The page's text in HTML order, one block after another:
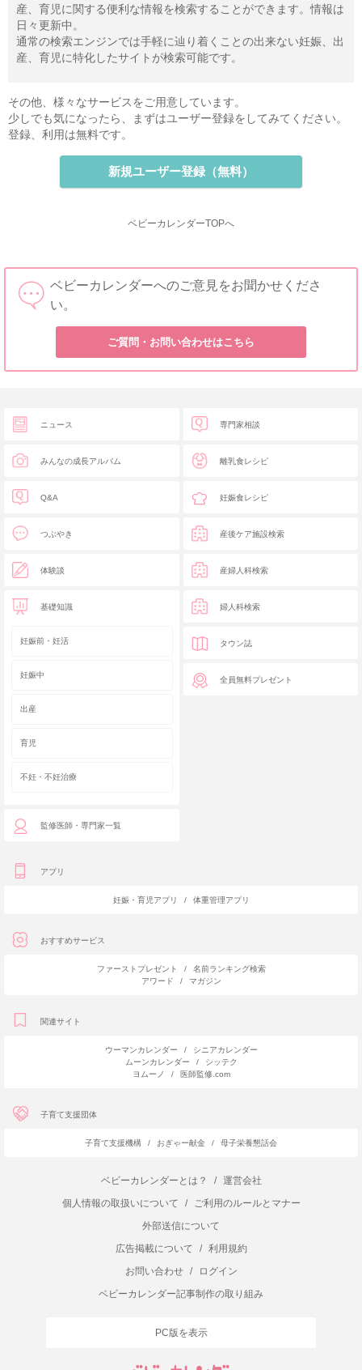
産、育児に関する便利な情報を検索することができます。情報は
日々更新中。
通常の検索エンジンでは手軽に辿り着くことの出来ない妊娠、出
産、育児に特化したサイトが検索可能です。
その他、様々なサービスをご用意しています。
少しでも気になったら、まずはユーザー登録をしてみてください。
登録、利用は無料です。
新規ユーザー登録（無料）
ベビーカレンダーTOPへ
ベビーカレンダーへのご意見をお聞かせくださ
い。
ご質問・お問い合わせはこちら
ニュース
みんなの成長アルバム
Q&A
つぶやき
体験談
基礎知識
妊娠前・妊活
妊娠中
出産
育児
不妊・不妊治療
監修医師・専門家一覧
専門家相談
離乳食レシピ
妊娠食レシピ
産後ケア施設検索
産婦人科検索
婦人科検索
タウン誌
全員無料プレゼント
アプリ
妊娠・育児アプリ / 体重管理アプリ
おすすめサービス
ファーストプレゼント /
名前ランキング検索
アワード
/ マガジン
関連サイト
ウーマンカレンダー /
シニアカレンダー
ムーンカレンダー
/
シッテク
ヨムーノ
/ 医師監修.com
子育て支援団体
子育て支援機構 / おぎゃー献金 / 母子栄養懇話会
ベビーカレンダーとは？ /
運営会社
個人情報の取扱いについて
/
ご利用のルールとマナー
外部送信について
広告掲載について
/
利用規約
お問い合わせ
/
ログイン
ベビーカレンダー記事制作の取り組み
PC版を表示